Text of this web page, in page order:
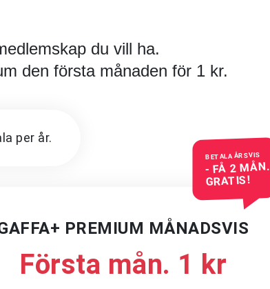
du vill ha.
den första månaden för 1 kr.
per år.
BETALA ÅRSVIS
- FÅ 2 MÅN.
GRATIS!
PREMIUM MÅNADSVIS
Första mån. 1 kr